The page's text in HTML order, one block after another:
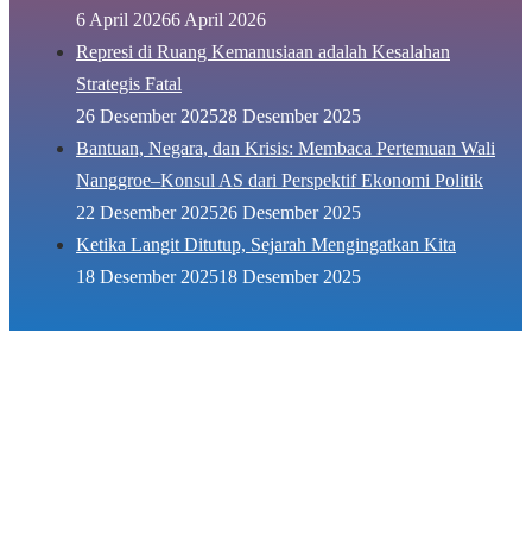
6 April 20266 April 2026
Represi di Ruang Kemanusiaan adalah Kesalahan
Strategis Fatal
26 Desember 202528 Desember 2025
Bantuan, Negara, dan Krisis: Membaca Pertemuan Wali
Nanggroe–Konsul AS dari Perspektif Ekonomi Politik
22 Desember 202526 Desember 2025
Ketika Langit Ditutup, Sejarah Mengingatkan Kita
18 Desember 202518 Desember 2025